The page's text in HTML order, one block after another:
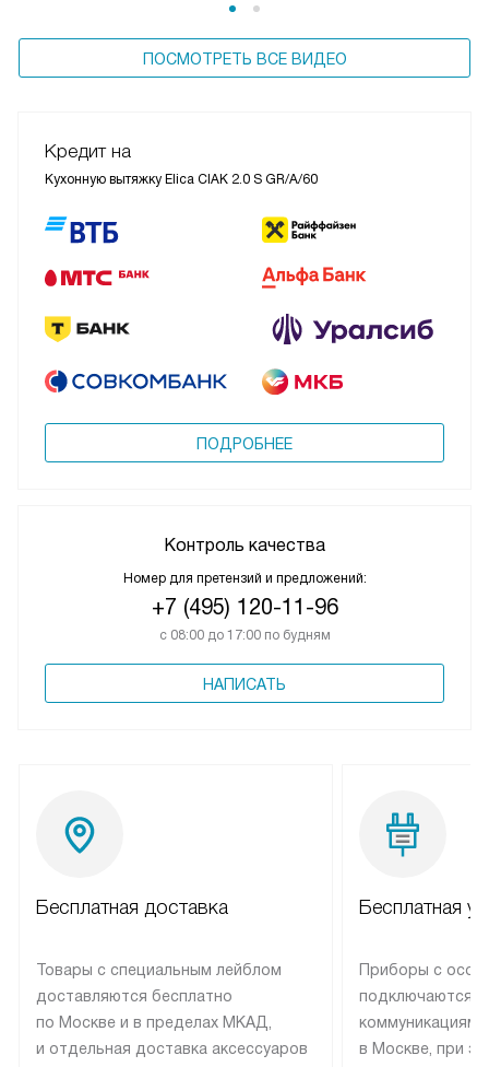
ПОСМОТРЕТЬ ВСЕ ВИДЕО
Кредит на
Кухонную вытяжку Elica CIAK 2.0 S GR/A/60
ПОДРОБНЕЕ
Контроль качества
Номер для претензий и предложений:
+7 (495) 120-11-96
с 08:00 до 17:00 по будням
НАПИСАТЬ
Бесплатная доставка
Товары с специальным лейблом
доставляются бесплатно
по Москве и в пределах МКАД,
и отдельная доставка аксессуаров
Бесплатная
Приборы с
подключаются к
коммуникациям
в Москве, при